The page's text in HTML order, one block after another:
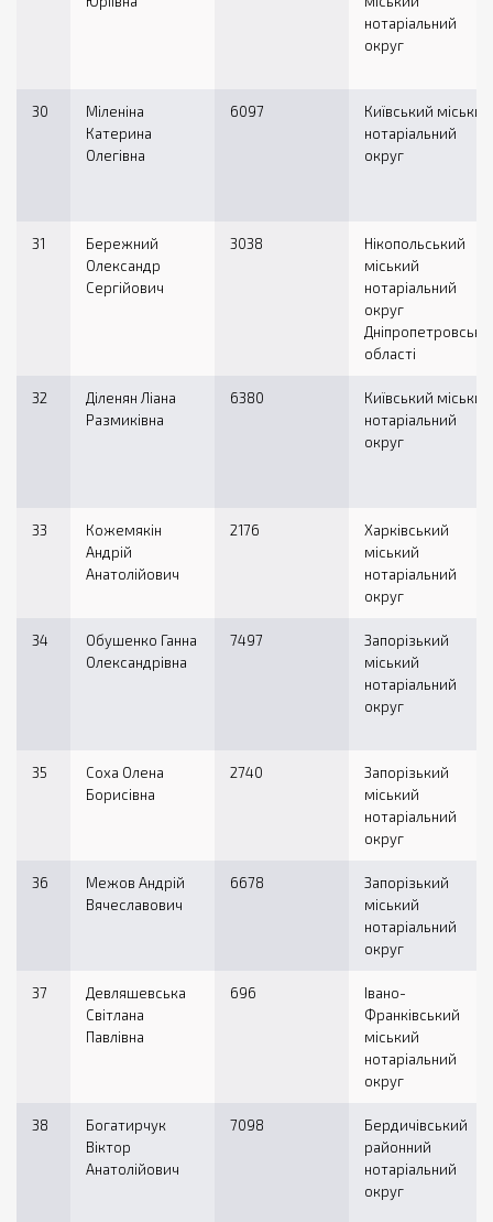
нотаріальний
округ
30
Міленіна
Катерина
Олегівна
6097
Київський міський
нотаріальний
округ
31
Бережний
Олександр
Сергійович
3038
Нікопольський
міський
нотаріальний
округ
Дніпропетровської
області
32
Діленян Ліана
Размиківна
6380
Київський міський
нотаріальний
округ
33
Кожемякін
Андрій
Анатолійович
2176
Харківський
міський
нотаріальний
округ
34
Обушенко Ганна
Олександрівна
7497
Запорізький
міський
нотаріальний
округ
35
Соха Олена
Борисівна
2740
Запорізький
міський
нотаріальний
округ
36
Межов Андрій
Вячеславович
6678
Запорізький
міський
нотаріальний
округ
37
Девляшевська
Світлана
Павлівна
696
Івано-
Франківський
міський
нотаріальний
округ
38
Богатирчук
Віктор
Анатолійович
7098
Бердичівський
районний
нотаріальний
округ